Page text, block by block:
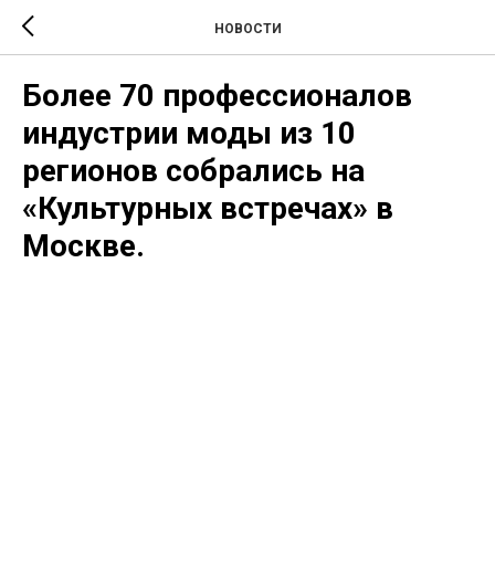
НОВОСТИ
Более 70 профессионалов
индустрии моды из 10
регионов собрались на
«Культурных встречах» в
Москве.